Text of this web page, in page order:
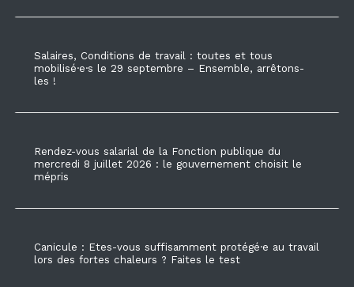
Salaires, Conditions de travail : toutes et tous
mobilisé·e·s le 29 septembre – Ensemble, arrêtons-
les !
Rendez-vous salarial de la Fonction publique du
mercredi 8 juillet 2026 : le gouvernement choisit le
mépris
Canicule : Etes-vous suffisamment protégé·e au travail
lors des fortes chaleurs ? Faites le test